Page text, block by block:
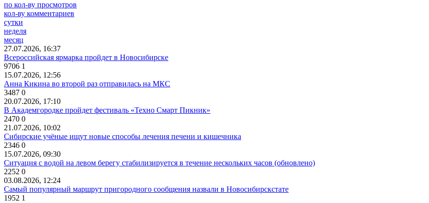
по кол-ву просмотров
кол-ву комментариев
сутки
неделя
месяц
27.07.2026, 16:37
Всероссийская ярмарка пройдет в Новосибирске
9706 1
15.07.2026, 12:56
Анна Кикина во второй раз отправилась на МКС
3487 0
20.07.2026, 17:10
В Академгородке пройдет фестиваль «Техно Смарт Пикник»
2470 0
21.07.2026, 10:02
Сибирские учёные ищут новые способы лечения печени и кишечника
2346 0
15.07.2026, 09:30
Ситуация с водой на левом берегу стабилизируется в течение нескольких часов (обновлено)
2252 0
03.08.2026, 12:24
Самый популярный маршрут пригородного сообщения назвали в Новосибирскстате
1952 1